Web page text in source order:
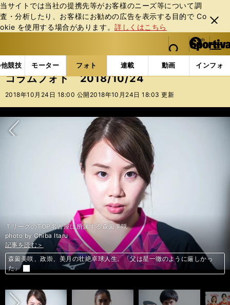
当サイトでは当社の提携先等がお客様のニーズ等について調
査・分析したり、お客様にお勧めの広告を表⽰する⽬的で Co
okie を使⽤する場合があります。詳しくはこちら
閉じ
る
web Sportiva (webスポルティーバ)
検索
マイペ
ー
ジ
メニュ
競技 モーター フォト 連載 動画 インフォ
b
ス
ポ
ル
ー
バ
フォトギャラリー コラムフォト コラムフォト
コラムフォト 2018/10/24
2018年10月24日 18:00 公開 2018年10月24日 18:03 更新
ＴリーグのTOP名古屋に所属する森薗美咲
photo by Chiba Itaru
記事を読む＞
森薗美咲、政崇、美月の壮絶卓球人生。「父は星一徹のように厳しかっ
た」
記事を読む＞
森薗美咲、政崇、美月の壮絶卓球人生。「父は星一徹のように厳しかっ
た」
記事を読む＞
森薗美咲、政崇、美月の壮絶卓球人生。「父は星一徹のように厳しかっ
た」
記事を読む＞
日本生命レッドエルフ村上監督が熱弁「Tリーグを祭り後の受け皿に」
記事を読む＞
スペインの名指導者がウルグアイ戦を絶賛。「ただし、改善も必要」
記事を読む＞
【イップスの深層】森大輔が驚愕。ありえないボールの握りをしていた
記事を読む＞
監督では二流もGMでは天下無双。今も球界に色濃く残る根本陸夫の教え
記事を読む＞
プロ１年目で日本代表デビュー。フロンターレの守田英正とは何者ぞ？
記事を読む＞
天皇賞・秋にGI馬８頭が集結。芝2000ｍに強い２頭に注目！
記事を読む＞
ホンダのパワーユニット、衝撃の事実。スペック３は耐久性が低かった
記事を読む＞
ホンダのパワーユニット、衝撃の事実。スペック３は耐久性が低かった
記事を読む＞
帝京大を追い詰めた松岡修造の甥、慶應大・辻雄康もハートの熱い男
記事を読む＞
阪神2位指名もブレずに拒否。日本の四番に野球一筋の選択はなかった
前へ